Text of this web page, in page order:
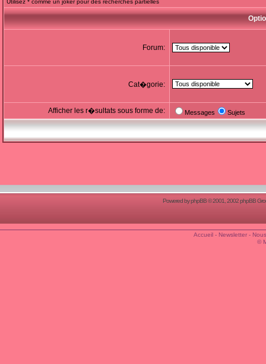
Utilisez * comme un joker pour des recherches partielles
Forum:
Cat�gorie:
Afficher les r�sultats sous forme de: Messages Sujets
Powered byphpBB© 2001, 2002 phpBB
Accueil- Newsletter-
©